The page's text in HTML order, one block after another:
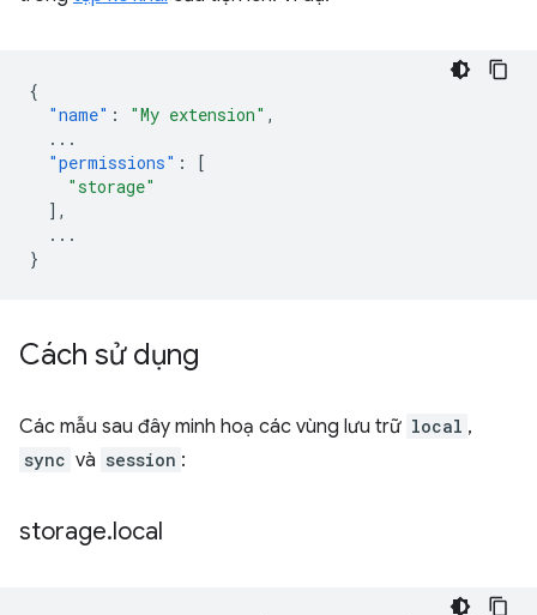
{
"name" : "My extension" ,
...
"permissions" :
[
"storage"
],
...
}
Cách sử dụng
Các mẫu sau đây minh hoạ các vùng lưu trữ local ,
sync và session :
storage.local